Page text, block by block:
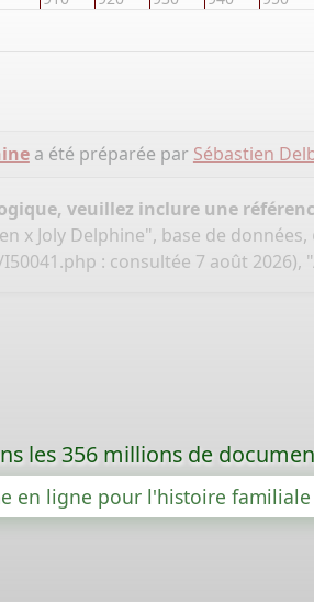
a été préparée par Sébastien
veuillez inclure une
x Joly Delphine", base de données,
: consultée 7 août 2026),
les 356 millions de
en ligne pour l'histoire familiale